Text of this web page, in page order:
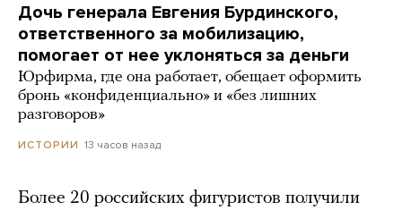
Дочь генерала Евгения Бурдинского,
ответственного за мобилизацию,
помогает от нее уклоняться за деньги
Юрфирма, где она работает, обещает оформить
бронь «конфиденциально» и «без лишних
разговоров»
ИСТОРИИ 13 часов назад
Более 20 российских фигуристов получили